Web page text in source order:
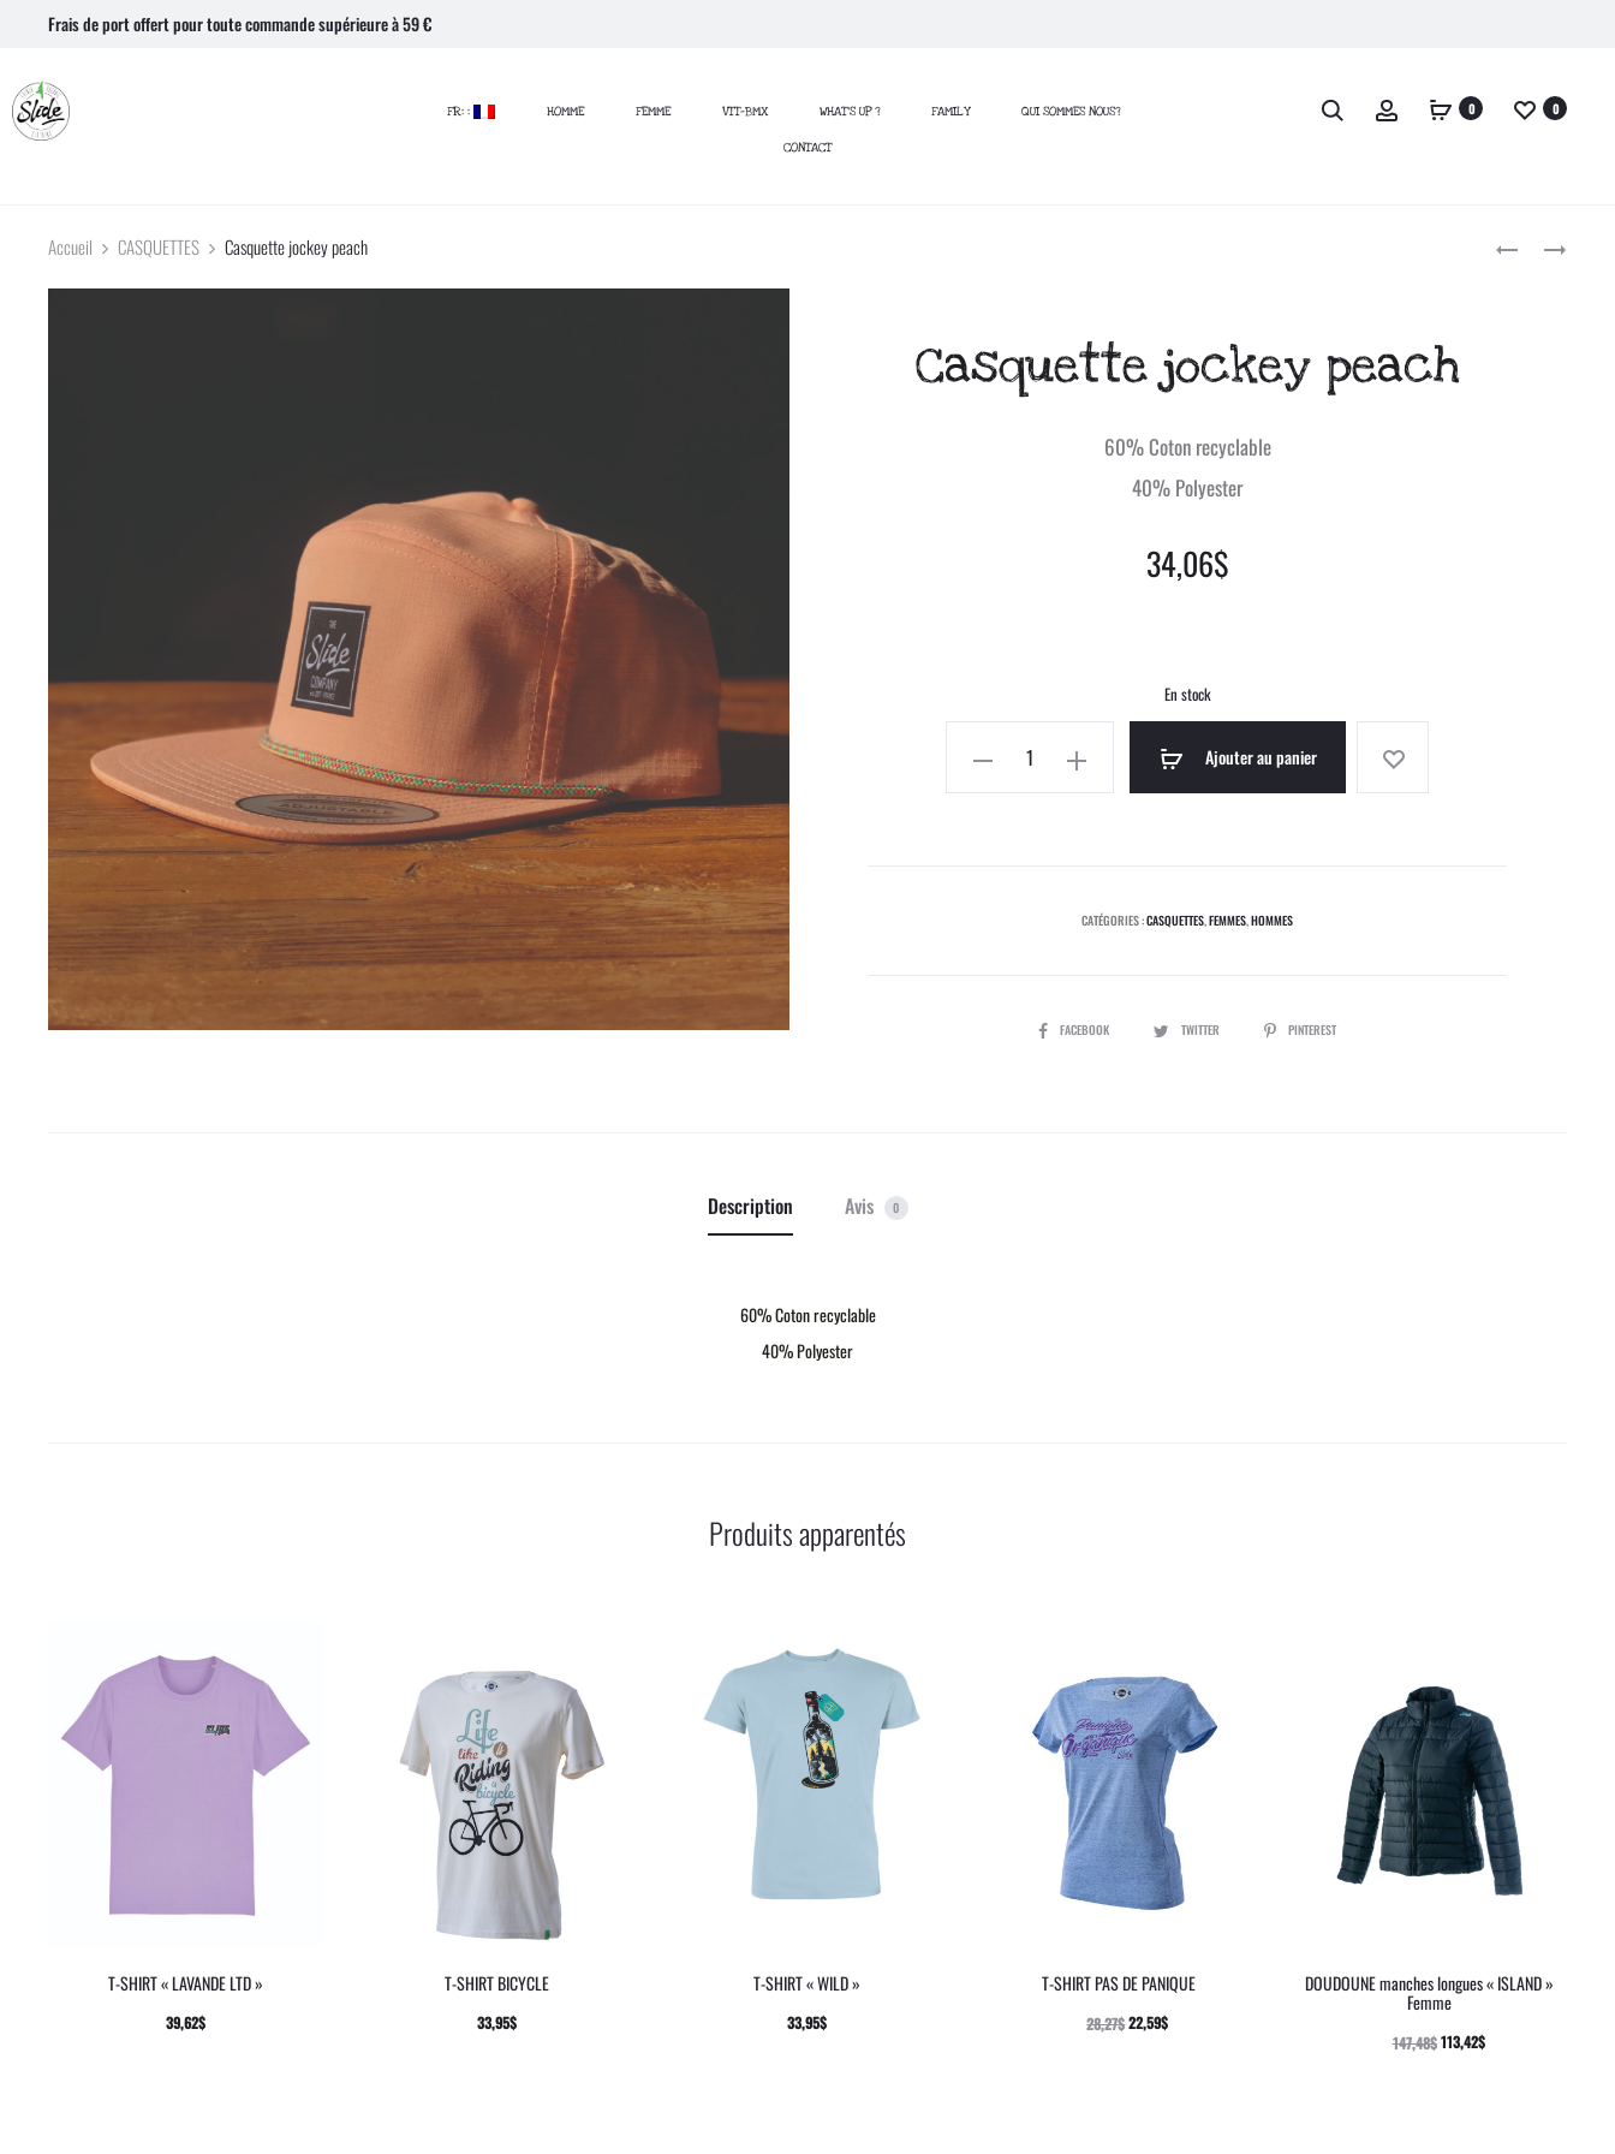
Frais de port offert pour toute commande supérieure à 59 €
FR: : HOMME FEMME VTT-BMX WHAT’S UP ? FAMILY QUI SOMMES NOUS?
CONTACT
0 0
CASQUETTE
MAILLOT
Accueil CASQUETTES Casquette jockey peach
Casquette jockey peach
60% Coton recyclable
40% Polyester
34,06$
En stock
Ajouter au panier
CATÉGORIES :CASQUETTES,FEMMES,HOMMES
PARTAGER
FACEBOOK TWITTER PINTEREST
Description Avis 0
60% Coton recyclable
40% Polyester
Produits apparentés
T-SHIRT « LAVANDE LTD »
39,62$
T-SHIRT BICYCLE
33,95$
T-SHIRT « WILD »
33,95$
T-SHIRT PAS DE PANIQUE
28,27$22,59$
DOUDOUNE manches longues « ISLAND »
Femme
147,48$ 113,42$